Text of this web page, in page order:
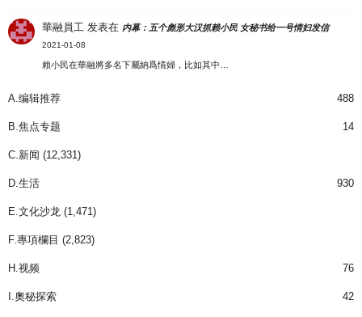
華融員工 发表在 内幕：五个彪形大汉抓赖小民 女秘书给一号情妇发信
2021-01-08
賴小民在華融將多名下屬納爲情婦，比如其中…
A.编辑推荐 488
B.焦点专题 14
C.新闻 (12,331)
D.生活 930
E.文化沙龙 (1,471)
F.專項欄目 (2,823)
H.视频 76
I.奧秘探索 42